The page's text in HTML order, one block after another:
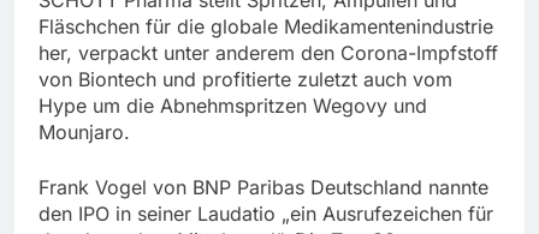
Fläschchen für die globale Medikamentenindustrie
her, verpackt unter anderem den Corona-Impfstoff
von Biontech und profitierte zuletzt auch vom
Hype um die Abnehmspritzen Wegovy und
Mounjaro.
Frank Vogel von BNP Paribas Deutschland nannte
den IPO in seiner Laudatio „ein Ausrufezeichen für